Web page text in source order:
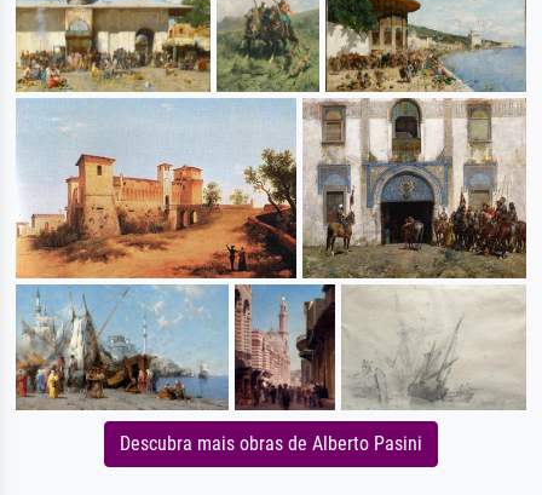
Descubra mais obras de Alberto Pasini